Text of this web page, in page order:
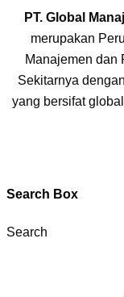
PT. Global
merupakan
Manajemen dan
Sekitarnya
yang bersifat
Search Box
Search